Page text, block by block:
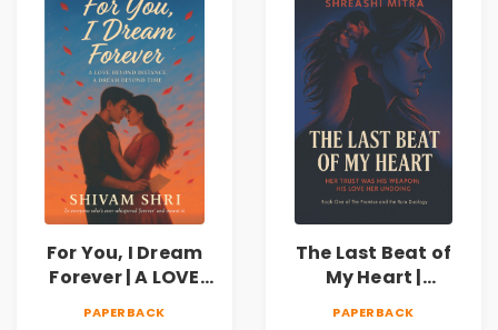
For You, I Dream
Forever | A LOVE
PAPERBACK
The Last Beat of
My Heart |
PAPERBACK